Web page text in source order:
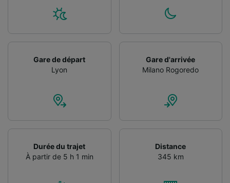
Gare de départ
Lyon
Gare d'arrivée
Milano Rogoredo
Durée du trajet
À partir de 5 h 1 min
Distance
345 km
contenu personnalisés, mesure de
études d’audience et développement de
Liste de nos partenaires (fournisseurs)